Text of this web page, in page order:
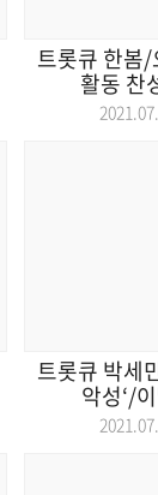
트롯큐 한봄/
활동 찬
트롯큐 박세
악성‘/